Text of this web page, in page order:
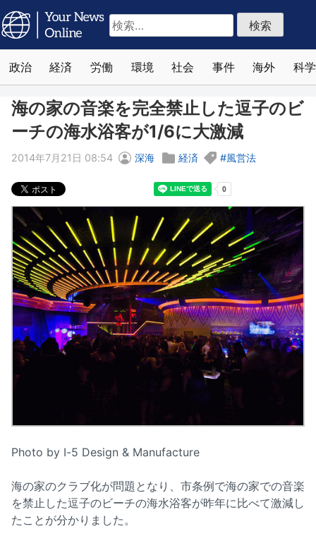
検
索:
政治 経済 労働 環境 社会 事件 海外 科学
海の家の音楽を完全禁止した逗子のビ
ーチの海水浴客が1/6に大激減
2014年7月21日 08:54 深海 経済 風営法
Photo by I-5 Design & Manufacture
海の家のクラブ化が問題となり、市条例で海の家での音楽
を禁止した逗子のビーチの海水浴客が昨年に比べて激減し
たことが分かりました。